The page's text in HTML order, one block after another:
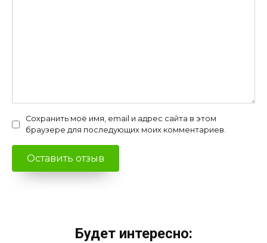
Сохранить моё имя, email и адрес сайта в этом
браузере для последующих моих комментариев.
Будет интересно: